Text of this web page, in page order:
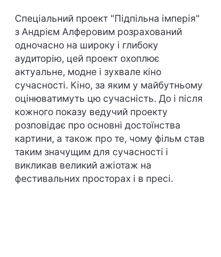
Спеціальний проект "Підпільна імперія"
з Андрієм Алферовим розрахований
одночасно на широку і глибоку
аудиторію, цей проект охоплює
актуальне, модне і зухвале кіно
сучасності. Кіно, за яким у майбутньому
оцінюватимуть цю сучасність. До і після
кожного показу ведучий проекту
розповідає про основні достоїнства
картини, а також про те, чому фільм став
таким значущим для сучасності і
викликав великий ажіотаж на
фестивальних просторах і в пресі.